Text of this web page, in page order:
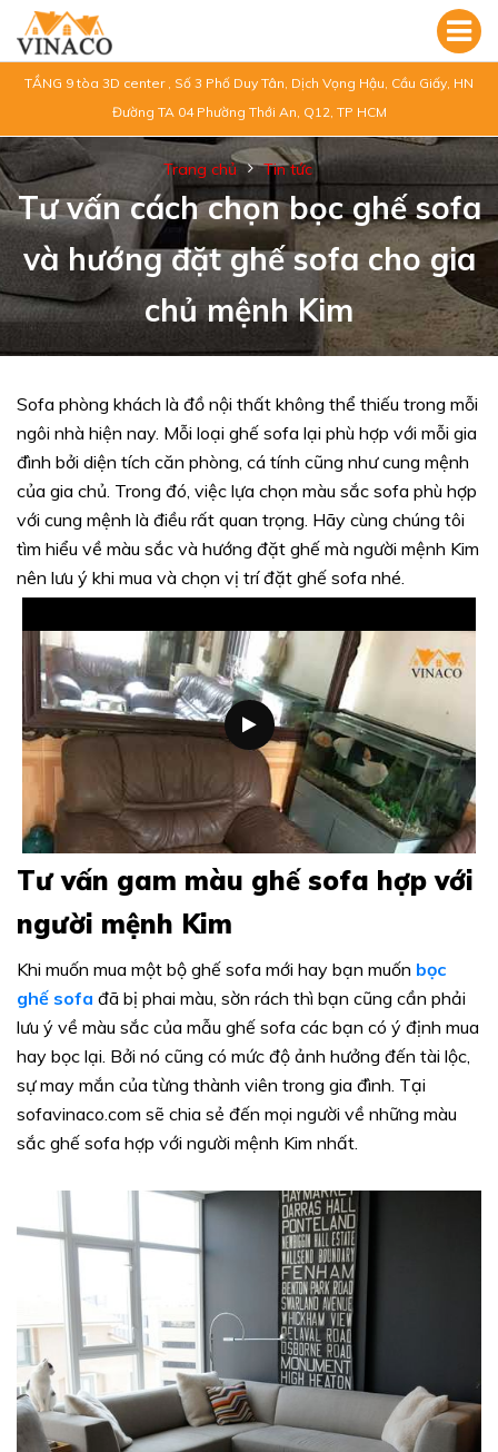
TẦNG 9 tòa 3D center , Số 3 Phố Duy Tân, Dịch Vọng Hậu, Cầu Giấy, HN
Đường TA 04 Phường Thới An, Q12, TP HCM
Trang chủ Tin tức
Tư vấn cách chọn bọc ghế sofa
và hướng đặt ghế sofa cho gia
chủ mệnh Kim
Sofa phòng khách là đồ nội thất không thể thiếu trong mỗi
ngôi nhà hiện nay. Mỗi loại ghế sofa lại phù hợp với mỗi gia
đình bởi diện tích căn phòng, cá tính cũng như cung mệnh
của gia chủ. Trong đó, việc lựa chọn màu sắc sofa phù hợp
với cung mệnh là điều rất quan trọng. Hãy cùng chúng tôi
tìm hiểu về màu sắc và hướng đặt ghế mà người mệnh Kim
nên lưu ý khi mua và chọn vị trí đặt ghế sofa nhé.
Tư vấn gam màu ghế sofa hợp với
người mệnh Kim
Khi muốn mua một bộ ghế sofa mới hay bạn muốn bọc
ghế sofa đã bị phai màu, sờn rách thì bạn cũng cần phải
lưu ý về màu sắc của mẫu ghế sofa các bạn có ý định mua
hay bọc lại. Bởi nó cũng có mức độ ảnh hưởng đến tài lộc,
sự may mắn của từng thành viên trong gia đình. Tại
sofavinaco.com sẽ chia sẻ đến mọi người về những màu
sắc ghế sofa hợp với người mệnh Kim nhất.